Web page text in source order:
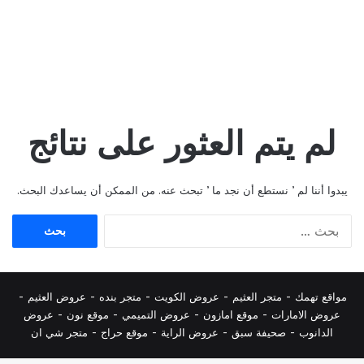
لم يتم العثور على نتائج
يبدوا أننا لم ’ نستطع أن نجد ما ’ تبحث عنه. من الممكن أن يساعدك البحث.
مواقع تهمك - متجر العثيم - عروض الكويت - متجر بنده - عروض العثيم -
عروض الامارات - موقع امازون - عروض التميمي - موقع نون - عروض
الدانوب - صحيفة سبق - عروض الراية - موقع حراج - متجر شي ان